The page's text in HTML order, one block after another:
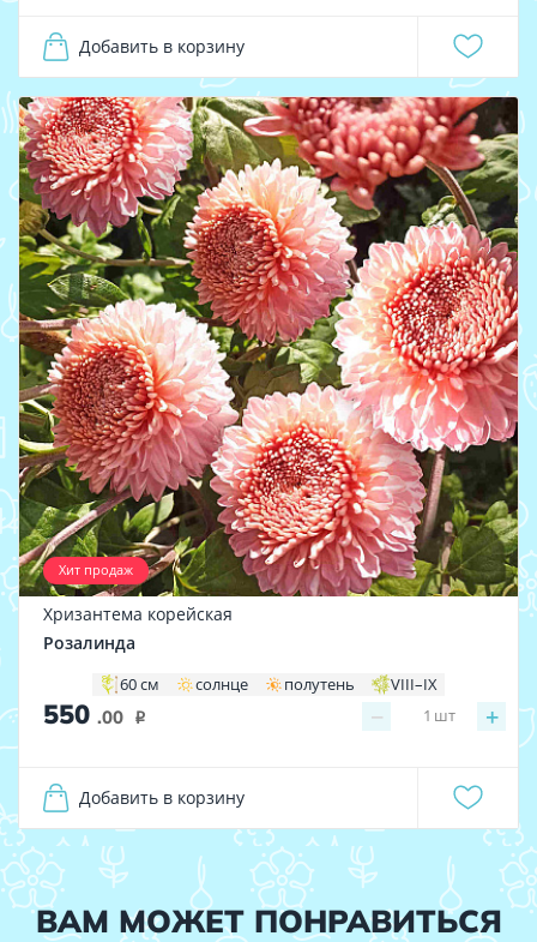
Добавить в корзину
Хит продаж
Хризантема корейская
Розалинда
60 см солнце полутень VIII–IX
550 .00 i − +
1 шт
Добавить в корзину
ВАМ МОЖЕТ ПОНРАВИТЬСЯ